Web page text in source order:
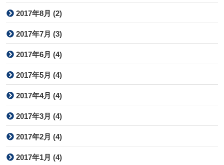
2017年8月 (2)
2017年7月 (3)
2017年6月 (4)
2017年5月 (4)
2017年4月 (4)
2017年3月 (4)
2017年2月 (4)
2017年1月 (4)